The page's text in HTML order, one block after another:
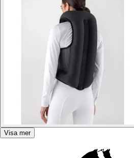
Visa mer